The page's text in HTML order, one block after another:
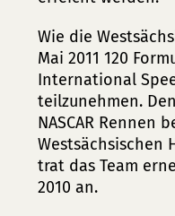
Wie die
Mai 2011 120
International
teilzunehmen.
NASCAR Rennen
Westsächsischen
trat das Team
2010 an.